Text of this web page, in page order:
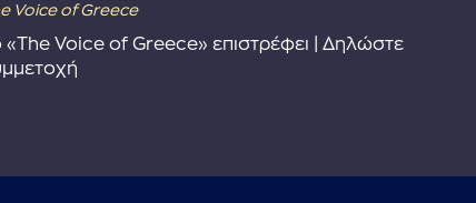
Voice of Greece
«The Voice of Greece» επιστρέφει | Δηλώστε